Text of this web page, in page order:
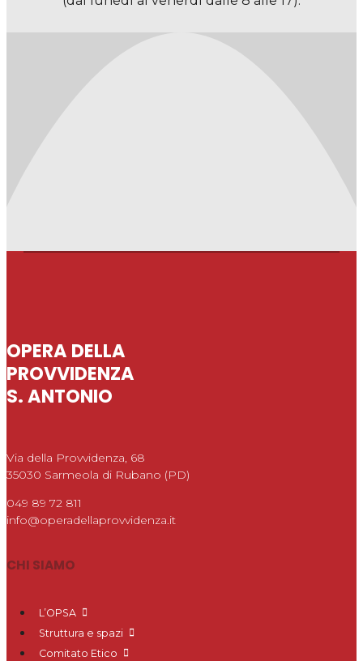
OPERA DELLA
PROVVIDENZA
S. ANTONIO
Via della Provvidenza, 68
35030 Sarmeola di Rubano (PD)
049 89 72 811
info@operadellaprovvidenza.it
CHI SIAMO
L’OPSA
Struttura e spazi
Comitato Etico